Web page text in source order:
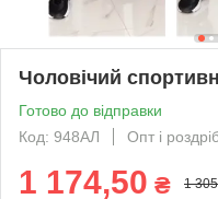
Чоловічий
Готово до відправки
Код: 948АЛ
Опт і
1 174,50 ₴ 1